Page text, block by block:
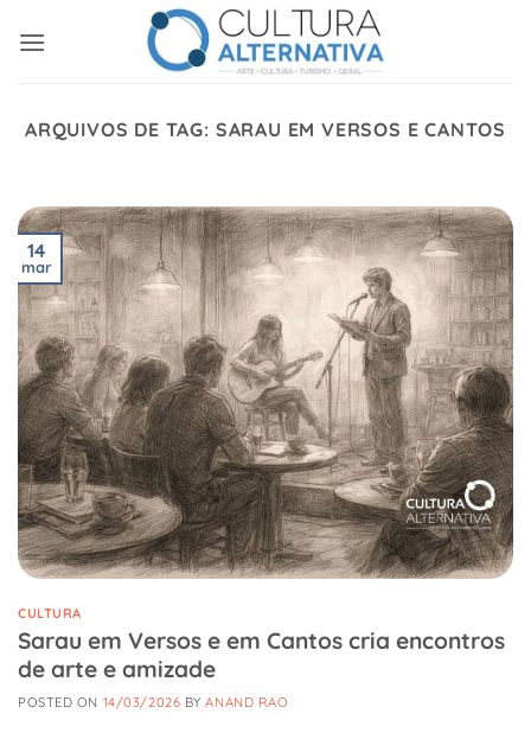
ARQUIVOS DE TAG: SARAU EM VERSOS E CANTOS
14
mar
CULTURA
Sarau em Versos e em Cantos cria encontros
de arte e amizade
POSTED ON 14/03/2026 BYANAND RAO